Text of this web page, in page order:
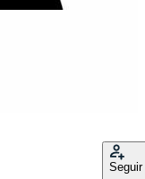
Seguir